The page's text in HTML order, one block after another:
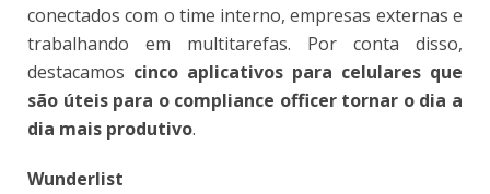
conectados com o time interno, empresas externas e
trabalhando em multitarefas. Por conta disso,
destacamos cinco aplicativos para celulares que
são úteis para o compliance officer tornar o dia a
dia mais produtivo.
Wunderlist